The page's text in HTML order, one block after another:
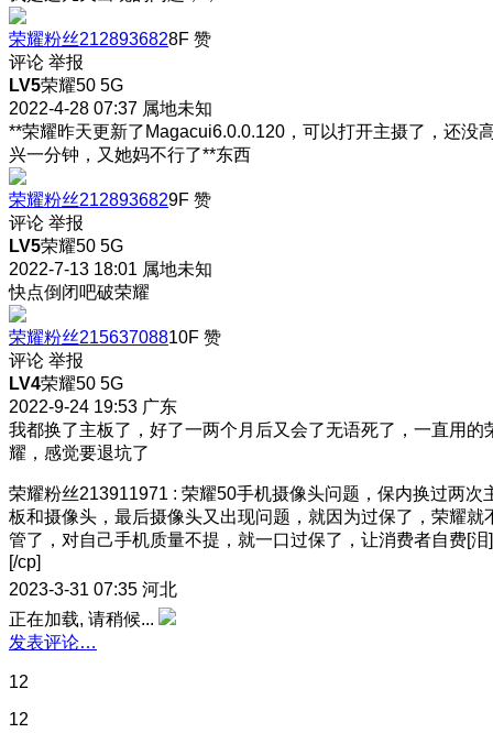
荣耀粉丝2128936828F 赞
评论 举报
LV5荣耀50 5G
2022-4-28 07:37 属地未知
**荣耀昨天更新了Magacui6.0.0.120，可以打开主摄了，还没
兴一分钟，又她妈不行了**东西
荣耀粉丝2128936829F 赞
评论 举报
LV5荣耀50 5G
2022-7-13 18:01 属地未知
快点倒闭吧破荣耀
荣耀粉丝21563708810F 赞
评论 举报
LV4荣耀50 5G
2022-9-24 19:53 广东
我都换了主板了，好了一两个月后又会了无语死了，一直用的
耀，感觉要退坑了
荣耀粉丝213911971 : 荣耀50手机摄像头问题，保内换过两次
板和摄像头，最后摄像头又出现问题，就因为过保了，荣耀就
管了，对自己手机质量不提，就一口过保了，让消费者自费[泪]
[/cp]
2023-3-31 07:35 河北
正在加载, 请稍候...
发表评论…
12
12